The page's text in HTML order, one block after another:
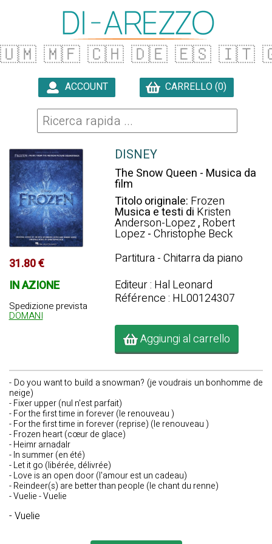
🇺🇲 🇲🇫 🇨🇭 🇩🇪 🇪🇸 🇮🇹
ACCOUNT CARRELLO (0)
31.80 €
IN AZIONE
Spedizione prevista
DOMANI
DISNEY
The Snow Queen - Musica da
film
Titolo originale: Frozen
Musica e testi di Kristen
Anderson-Lopez,Robert
Lopez-Christophe Beck
Partitura - Chitarra da piano
Editeur : Hal Leonard
Référence : HL00124307
Aggiungi al carrello
- Do you want to build a snowman? (je voudrais un bonhomme de
neige)
- Fixer upper (nul n'est parfait)
- For the first time in forever (le renouveau )
- For the first time in forever (reprise) (le renouveau )
- Frozen heart (cœur de glace)
- Heimr arnadalr
- In summer (en été)
- Let it go (libérée, délivrée)
- Love is an open door (l'amour est un cadeau)
- Reindeer(s) are better than people (le chant du renne)
- Vuelie - Vuelie
- Vuelie